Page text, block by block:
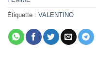
Étiquette : VALENTINO